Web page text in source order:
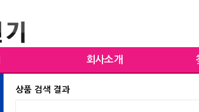
회사소개
상품 검색 결과